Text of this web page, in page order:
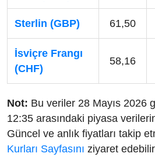
Sterlin (GBP) 61,50
İsviçre Frangı
(CHF)
58,16
Not: Bu veriler 28 Mayıs 2026
12:35 arasındaki piyasa
Güncel ve anlık fiyatları takip
Kurları Sayfasını ziyaret